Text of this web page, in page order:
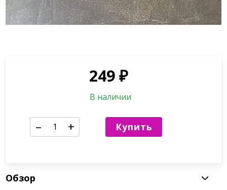
249₽
В наличии
– + Купить
Обзор